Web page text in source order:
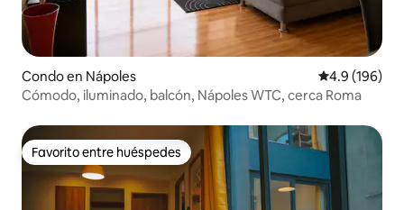
Condo en Nápoles Calificación
4.9 (196)
Cómodo, iluminado, balcón, Nápoles WTC, cerca Roma
Favorito entre huéspedes
Favorito entre huéspedes